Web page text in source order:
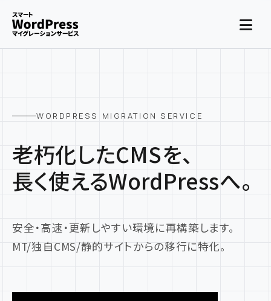
WORDPRESS MIGRATION SERVICE
老朽化したCMSを、
長く使えるWordPressへ。
安全・高速・更新しやすい環境に再構築します。
MT/独自CMS/静的サイトからの移行に特化。